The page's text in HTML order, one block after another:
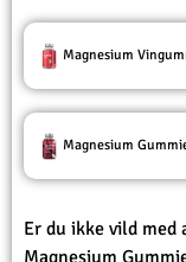
Magnesium
Magnesium
Er du ikke vild